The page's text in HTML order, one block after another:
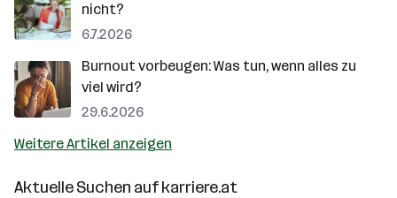
nicht?
6.7.2026
Burnout vorbeugen: Was tun, wenn alles zu
viel wird?
29.6.2026
Weitere Artikel anzeigen
Aktuelle Suchen aufkarriere.at